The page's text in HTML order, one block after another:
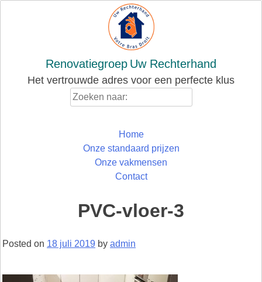
Renovatiegroep Uw Rechterhand
Het vertrouwde adres voor een perfecte klus
Home
Onze standaard prijzen
Onze vakmensen
Contact
PVC-vloer-3
Posted on 18 juli 2019 by admin